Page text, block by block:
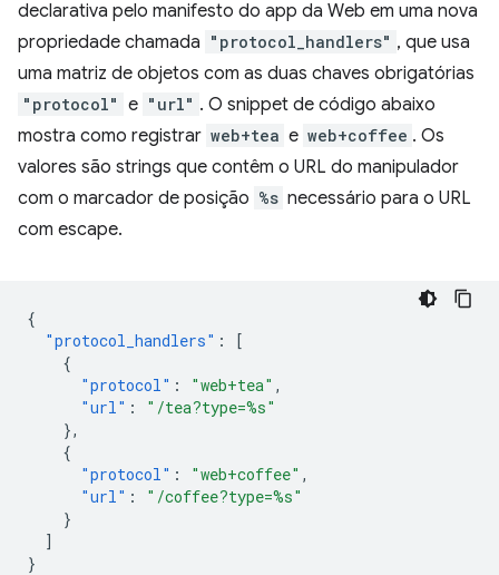
declarativa pelo manifesto do app da Web em uma nova
propriedade chamada "protocol_handlers" , que usa
uma matriz de objetos com as duas chaves obrigatórias
"protocol" e "url" . O snippet de código abaixo
mostra como registrar web+tea e web+coffee . Os
valores são strings que contêm o URL do manipulador
com o marcador de posição %s necessário para o URL
com escape.
{
"protocol_handlers" :
[
{
"protocol" : "web+tea" ,
"url" :
"/tea?type=%s"
},
{
"protocol" : "web+coffee" ,
"url" :
"/coffee?type=%s"
}
]
}